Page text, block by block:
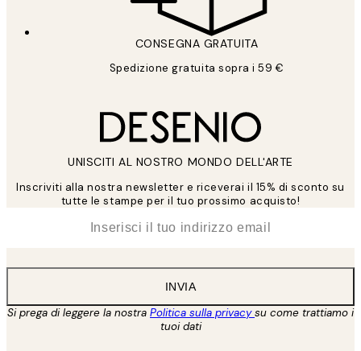
CONSEGNA GRATUITA
Spedizione gratuita sopra i 59 €
UNISCITI AL NOSTRO MONDO DELL'ARTE
Inscriviti alla nostra newsletter e riceverai il 15% di sconto su
tutte le stampe per il tuo prossimo acquisto!
INVIA
Si prega di leggere la nostra Politica sulla privacysu come trattiamo i
tuoi dati